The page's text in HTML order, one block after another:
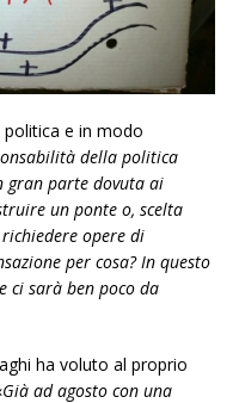
politica e in modo
della politica
gran parte dovuta ai
un ponte o, scelta
opere di
per cosa? In questo
ci sarà ben poco da
ha voluto al proprio
Già ad agosto con una